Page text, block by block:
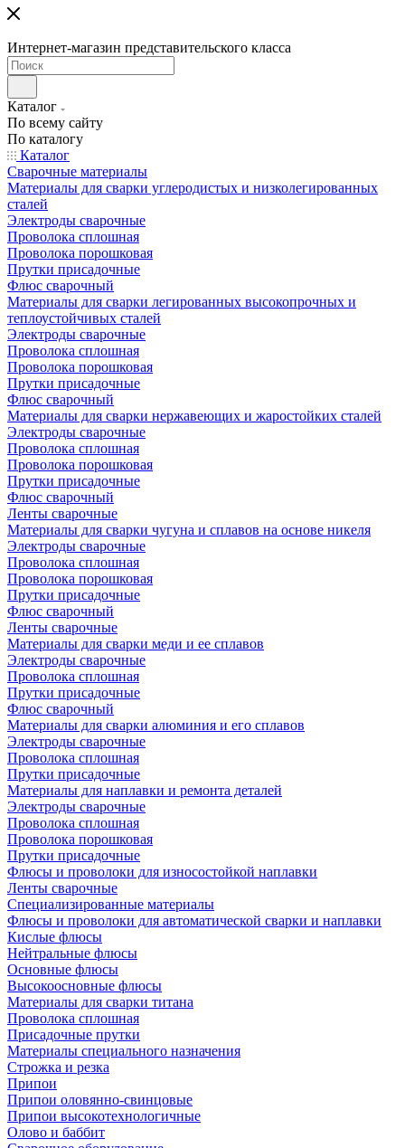
Интернет-магазин представительского класса
Каталог
По всему сайту
По каталогу
Каталог
Сварочные материалы
Материалы для сварки углеродистых и низколегированных
сталей
Электроды сварочные
Проволока сплошная
Проволока порошковая
Прутки присадочные
Флюс сварочный
Материалы для сварки легированных высокопрочных и
теплоустойчивых сталей
Электроды сварочные
Проволока сплошная
Проволока порошковая
Прутки присадочные
Флюс сварочный
Материалы для сварки нержавеющих и жаростойких сталей
Электроды сварочные
Проволока сплошная
Проволока порошковая
Прутки присадочные
Флюс сварочный
Ленты сварочные
Материалы для сварки чугуна и сплавов на основе никеля
Электроды сварочные
Проволока сплошная
Проволока порошковая
Прутки присадочные
Флюс сварочный
Ленты сварочные
Материалы для сварки меди и ее сплавов
Электроды сварочные
Проволока сплошная
Прутки присадочные
Флюс сварочный
Материалы для сварки алюминия и его сплавов
Электроды сварочные
Проволока сплошная
Прутки присадочные
Материалы для наплавки и ремонта деталей
Электроды сварочные
Проволока сплошная
Проволока порошковая
Прутки присадочные
Флюсы и проволоки для износостойкой наплавки
Ленты сварочные
Специализированные материалы
Флюсы и проволоки для автоматической сварки и наплавки
Кислые флюсы
Нейтральные флюсы
Основные флюсы
Высокоосновные флюсы
Материалы для сварки титана
Проволока сплошная
Присадочные прутки
Материалы специального назначения
Строжка и резка
Припои
Припои оловянно-свинцовые
Припои высокотехнологичные
Олово и баббит